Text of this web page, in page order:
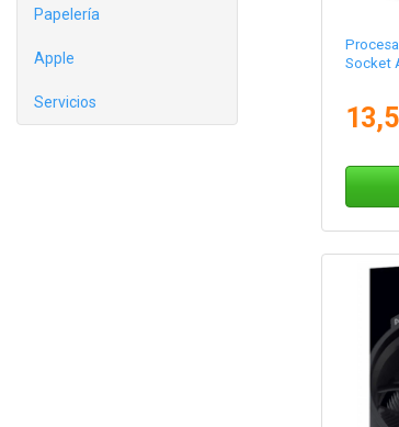
Papelería
Apple
Servicios
Socket